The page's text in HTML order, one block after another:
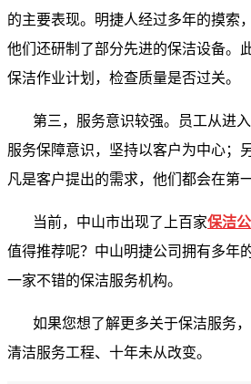
的主要表现。明捷人经过多年的摸索
他们还研制了部分先进的保洁设备。
保洁作业计划，检查质量是否过关。
第三，服务意识较强。员工从进
服务保障意识，坚持以客户为中心；
凡是客户提出的需求，他们都会在第
当前，中山市出现了上百家保洁
值得推荐呢？中山明捷公司拥有多年
一家不错的保洁服务机构。
如果您想了解更多关于保洁服务
清洁服务工程、十年未从改变。